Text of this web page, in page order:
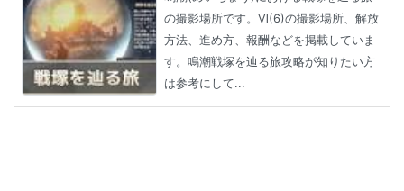
の撮影場所です。Ⅵ(6)の撮影場所、解放
方法、進め方、報酬などを掲載していま
す。鳴潮戦塚を辿る旅攻略が知りたい方
は参考にして...